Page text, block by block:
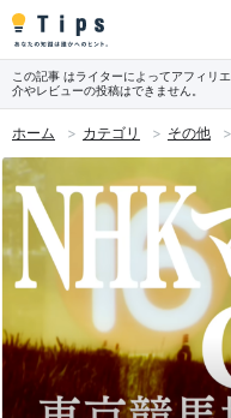
この記事 はライターによってアフィリ
介やレビューの投稿はできません。
ホーム カテゴリ その他